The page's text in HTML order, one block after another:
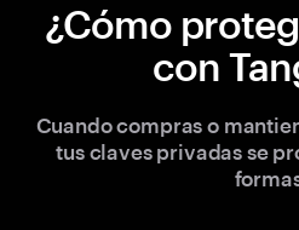
¿Cómo
con
Cuando compras o
tus claves privadas se